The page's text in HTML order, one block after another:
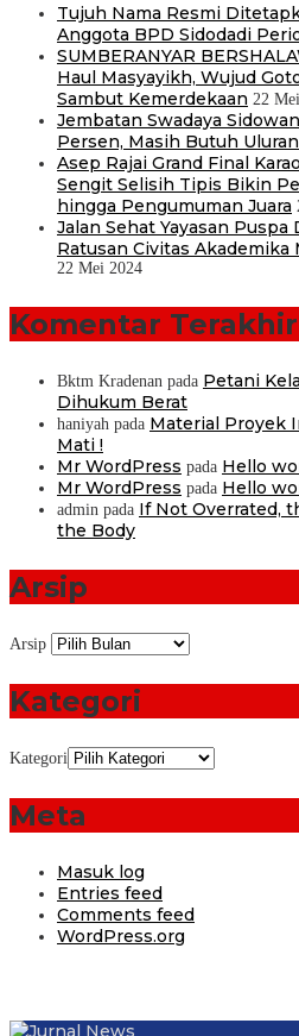
Tujuh Nama Resmi
Anggota BPD Sidodadi
SUMBERANYAR
Haul Masyayikh, Wujud
Sambut Kemerdekaan 22
Jembatan Swadaya
Persen, Masih Butuh
Asep Rajai Grand Final
Sengit Selisih Tipis Bikin
hingga Pengumuman Juara
Jalan Sehat Yayasan
Ratusan Civitas Akademika
22 Mei 2024
Komentar Terakhir
Bktm Kradenan pada Petani
Dihukum Berat
haniyah pada Material Proyek
Mati !
Mr WordPress pada Hello
Mr WordPress pada Hello
admin pada If Not Overrated,
the Body
Arsip
Arsip
Kategori
Kategori
Meta
Masuk log
Entries feed
Comments feed
WordPress.org